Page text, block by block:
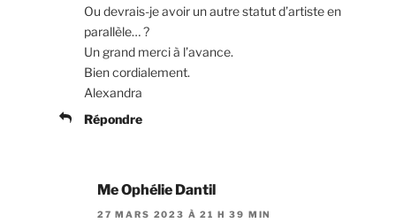
Ou devrais-je avoir un autre statut d’artiste en
parallèle… ?
Un grand merci à l’avance.
Bien cordialement.
Alexandra
Répondre
Me Ophélie Dantil
27 MARS 2023 À 21 H 39 MIN